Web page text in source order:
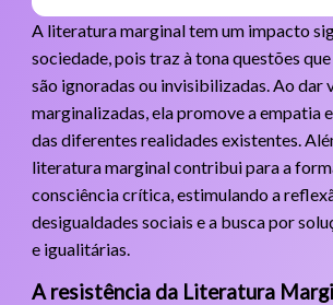
A literatura marginal tem um impacto
sociedade, pois traz à tona questões
são ignoradas ou invisibilizadas. Ao dar
marginalizadas, ela promove a empatia
das diferentes realidades existentes.
literatura marginal contribui para a
consciência crítica, estimulando a
desigualdades sociais e a busca por
e igualitárias.
A resistência da Literatura